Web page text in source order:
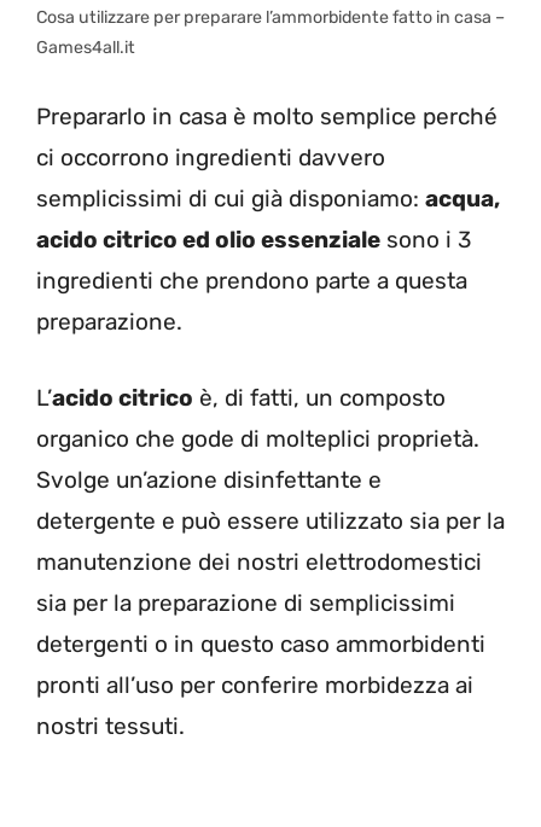
Cosa utilizzare per preparare l’ammorbidente fatto in casa –
Games4all.it
Prepararlo in casa è molto semplice perché
ci occorrono ingredienti davvero
semplicissimi di cui già disponiamo: acqua,
acido citrico ed olio essenziale sono i 3
ingredienti che prendono parte a questa
preparazione.
L’acido citrico è, di fatti, un composto
organico che gode di molteplici proprietà.
Svolge un’azione disinfettante e
detergente e può essere utilizzato sia per la
manutenzione dei nostri elettrodomestici
sia per la preparazione di semplicissimi
detergenti o in questo caso ammorbidenti
pronti all’uso per conferire morbidezza ai
nostri tessuti.